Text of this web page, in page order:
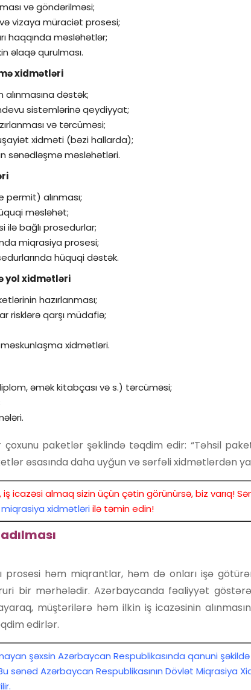
və göndərilməsi;
və vizaya müraciət prosesi;
haqqında məsləhətlər;
əlaqə qurulması.
xidmətləri
alınmasına dəstək;
sistemlərinə qeydiyyat;
və tərcüməsi;
xidməti (bəzi hallarda);
sənədləşmə məsləhətləri.
permit) alınması;
məsləhət;
ilə bağlı prosedurlar;
miqrasiya prosesi;
hüquqi dəstək.
yol xidmətləri
hazırlanması;
risklərə qarşı müdafiə;
xidmətləri.
əmək kitabçası və s.) tərcüməsi;
paketlər şəklində təqdim edir: “Təhsil
əsasında daha uyğun və sərfəli xidmətlərdən
icazəsi almaq sizin üçün çətin görünürsə, biz varıq!
miqrasiya xidmətləri ilə təmin edin!
prosesi həm miqrantlar, həm də onları işə
bir mərhələdir. Azərbaycanda fəaliyyət
müştərilərə həm ilkin iş icazəsinin
edirlər.
şəxsin Azərbaycan Respublikasında qanuni
sənəd Azərbaycan Respublikasının Dövlət Miqrasiya